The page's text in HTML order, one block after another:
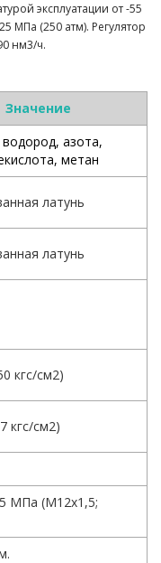
эксплуатации от -55
МПа (250 атм). Регулятор
нм3/ч.
Значение
азота,
метан
латунь
латунь
кгс/см2)
кгс/см2)
МПа (М12х1,5;